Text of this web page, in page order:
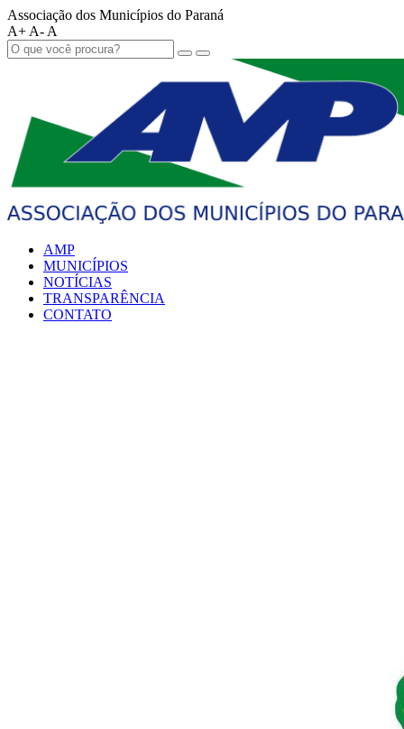
Associação dos Municípios do Paraná
A+ A- A
AMP
MUNICÍPIOS
NOTÍCIAS
TRANSPARÊNCIA
CONTATO